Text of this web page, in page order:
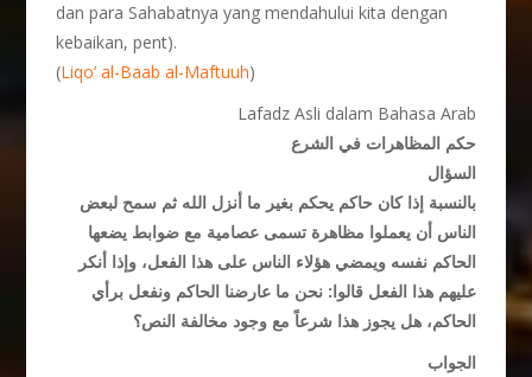
dan para Sahabatnya yang mendahului kita dengan
kebaikan, pent).
(Liqo’ al-Baab al-Maftuuh)
Lafadz Asli dalam Bahasa Arab
حكم المظاهرات في الشرع
السؤال
بالنسبة إذا كان حاكم يحكم بغير ما أنزل الله ثم سمح لبعض
الناس أن يعملوا مظاهرة تسمى عصامية مع ضوابط يضعها
الحاكم نفسه ويمضي هؤلاء الناس على هذا الفعل، وإذا أنكر
عليهم هذا الفعل قالوا: نحن ما عارضنا الحاكم ونفعل برأي
الحاكم، هل يجوز هذا شرعاً مع وجود مخالفة النص؟
الجواب